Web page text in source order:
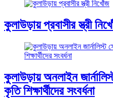
কুলাউড়ায় প্রবাসীর স্ত্রী
কুলাউড়ায় অনলাইন
কৃতি শিক্ষার্থীদের সংবর্ধনা